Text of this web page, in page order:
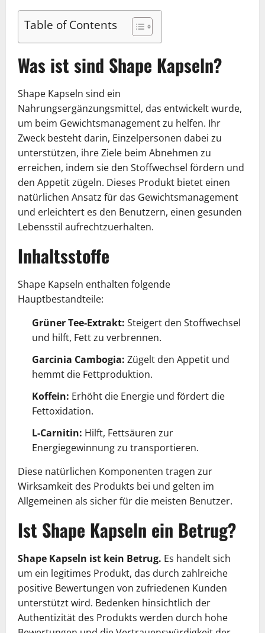
Table of Contents
Was ist sind Shape Kapseln?
Shape Kapseln sind ein
Nahrungsergänzungsmittel, das entwickelt wurde,
um beim Gewichtsmanagement zu helfen. Ihr
Zweck besteht darin, Einzelpersonen dabei zu
unterstützen, ihre Ziele beim Abnehmen zu
erreichen, indem sie den Stoffwechsel fördern und
den Appetit zügeln. Dieses Produkt bietet einen
natürlichen Ansatz für das Gewichtsmanagement
und erleichtert es den Benutzern, einen gesunden
Lebensstil aufrechtzuerhalten.
Inhaltsstoffe
Shape Kapseln enthalten folgende
Hauptbestandteile:
Grüner Tee-Extrakt: Steigert den Stoffwechsel
und hilft, Fett zu verbrennen.
Garcinia Cambogia: Zügelt den Appetit und
hemmt die Fettproduktion.
Koffein: Erhöht die Energie und fördert die
Fettoxidation.
L-Carnitin: Hilft, Fettsäuren zur
Energiegewinnung zu transportieren.
Diese natürlichen Komponenten tragen zur
Wirksamkeit des Produkts bei und gelten im
Allgemeinen als sicher für die meisten Benutzer.
Ist Shape Kapseln ein Betrug?
Shape Kapseln ist kein Betrug. Es handelt sich
um ein legitimes Produkt, das durch zahlreiche
positive Bewertungen von zufriedenen Kunden
unterstützt wird. Bedenken hinsichtlich der
Authentizität des Produkts werden durch hohe